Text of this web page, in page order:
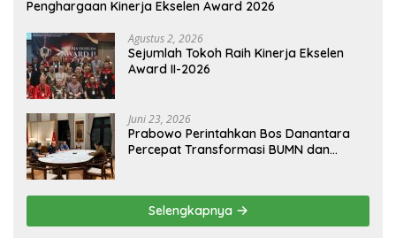
Penghargaan Kinerja Ekselen Award 2026
Agustus 2, 2026
Sejumlah Tokoh Raih Kinerja Ekselen
Award II-2026
Juni 23, 2026
Prabowo Perintahkan Bos Danantara
Percepat Transformasi BUMN dan
Selengkapnya